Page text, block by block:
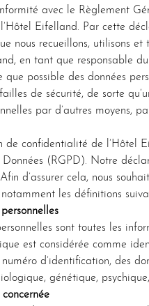
avec le Règlement
Eifelland. Par cette
nous recueillons, utilisons
en tant que responsable
que possible des données
de sécurité, de sorte
par d’autres moyens,
de confidentialité de l’Hôtel
Données (RGPD). Notre
d’assurer cela, nous
les définitions
sont toutes les
est considérée comme
numéro d’identification, des
génétique,
concernée